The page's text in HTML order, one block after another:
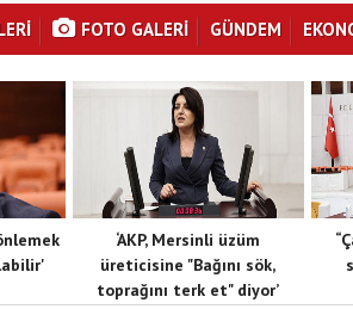
FOTO GALERI GÜNDEM
‘AKP, Mersinli üzüm
üreticisine "Bağını sök,
toprağını terk et" diyor’